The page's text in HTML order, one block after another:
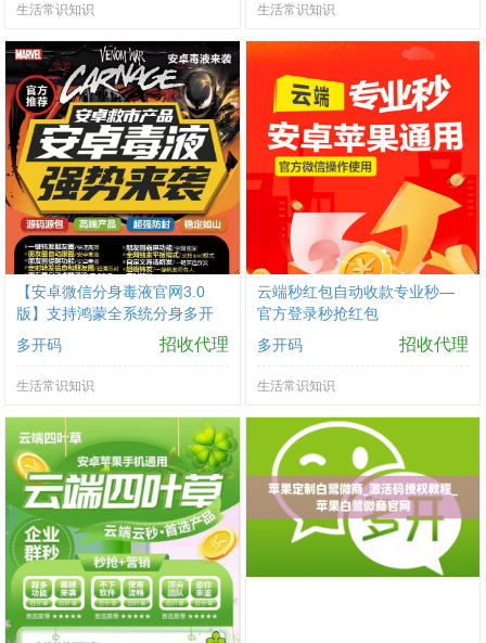
生活常识知识 生活常识知识
【安卓微信分身毒液官网3.0
版】支持鸿蒙全系统分身多开
微信一键转发官方微信共存虚
拟定位支持小程序
多开码 招收代理
生活常识知识
云端秒红包自动收款专业秒—
官方登录秒抢红包
多开码
招收代理
生活常识知识